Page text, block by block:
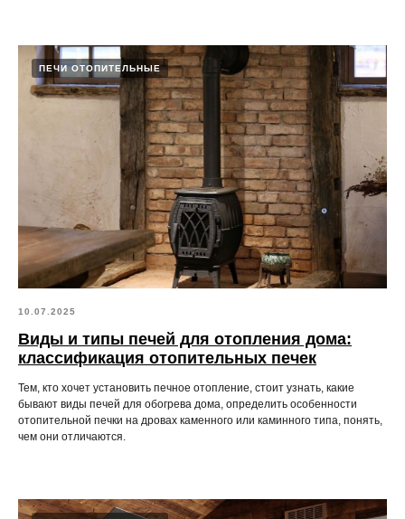
ПЕЧИ ОТОПИТЕЛЬНЫЕ
10.07.2025
Виды и типы печей для отопления дома:
классификация отопительных печек
Тем, кто хочет установить печное отопление, стоит узнать, какие
бывают виды печей для обогрева дома, определить особенности
отопительной печки на дровах каменного или каминного типа, понять,
чем они отличаются.